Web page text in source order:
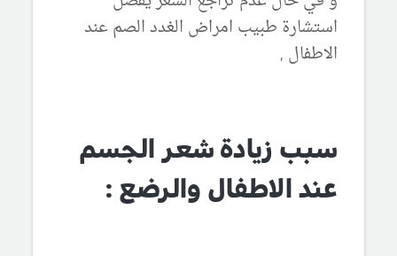
استشارة طبيب امراض الغدد الصم عند
الاطفال ,
سبب زيادة شعر الجسم
عند الاطفال والرضع :